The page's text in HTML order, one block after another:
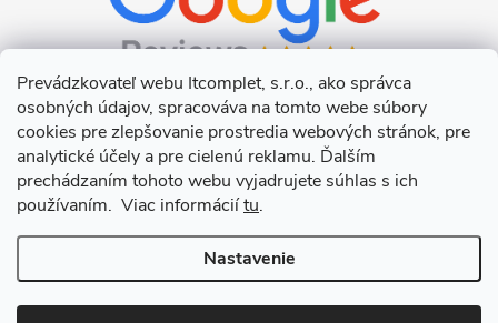
Prevádzkovateľ webu Itcomplet, s.r.o., ako správca
osobných údajov, spracováva na tomto webe súbory
cookies pre zlepšovanie prostredia webových stránok, pre
analytické účely a pre cielenú reklamu. Ďalším
prechádzaním tohoto webu vyjadrujete súhlas s ich
používaním. Viac informáciítu.
Nastavenie
Copyright 2026Itcomplet s.r.o.. Všetky práva vyhradené.Upraviť
nastavenie cookies